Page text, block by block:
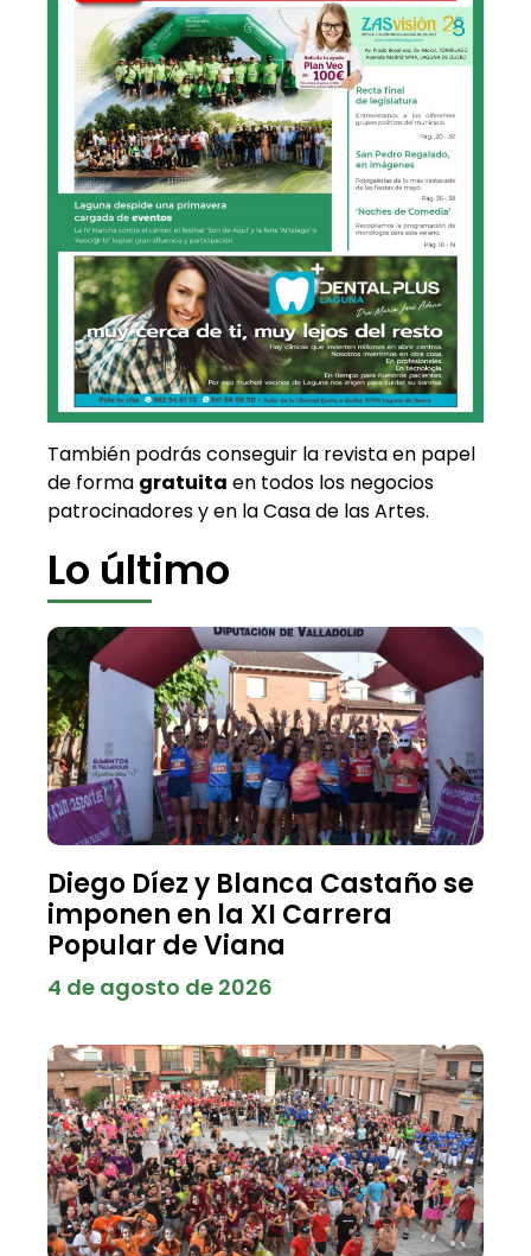
También podrás conseguir la revista en papel
de forma gratuita en todos los negocios
patrocinadores y en la Casa de las Artes.
Lo último
Diego Díez y Blanca Castaño se
imponen en la XI Carrera
Popular de Viana
4 de agosto de 2026